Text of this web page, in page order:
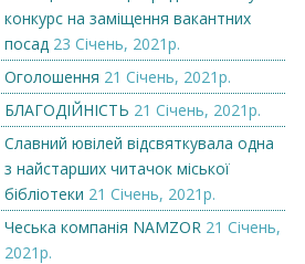
конкурс на заміщення вакантних
посад 23 Січень, 2021р.
Оголошення 21 Січень, 2021р.
БЛАГОДІЙНІСТЬ 21 Січень, 2021р.
Славний ювілей відсвяткувала одна
з найстарших читачок міської
бібліотеки 21 Січень, 2021р.
Чеська компанія NAMZOR 21 Січень,
2021р.
Вітаємо